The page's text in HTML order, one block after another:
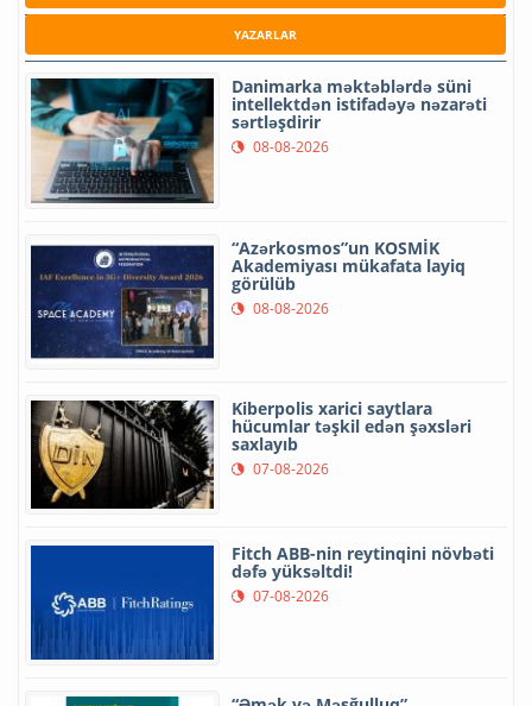
YAZARLAR
Danimarka məktəblərdə süni
intellektdən istifadəyə nəzarəti
sərtləşdirir
08-08-2026
“Azərkosmos”un KOSMİK
Akademiyası mükafata layiq
görülüb
08-08-2026
Kiberpolis xarici saytlara
hücumlar təşkil edən şəxsləri
saxlayıb
07-08-2026
Fitch ABB-nin reytinqini növbəti
dəfə yüksəltdi!
07-08-2026